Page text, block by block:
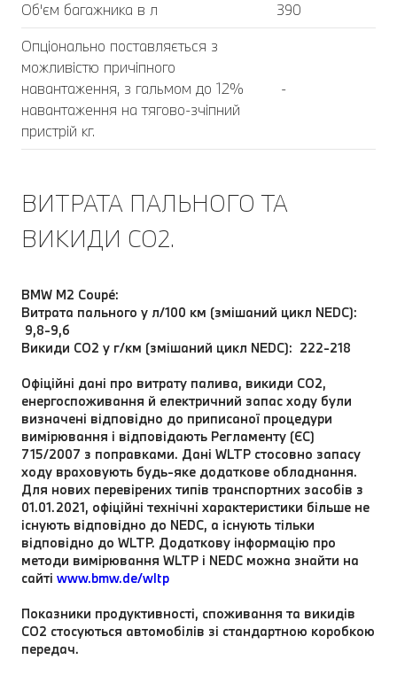
Об'єм багажника в л
390
Опціонально поставляється з
можливістю причіпного
навантаження, з гальмом до 12%
навантаження на тягово-зчіпний
пристрій кг.
-
ВИТРАТА ПАЛЬНОГО ТА
ВИКИДИ CO2.
BMW M2 Coupé:
Витрата пального у л/100 км (змішаний цикл NEDC):
9,8-9,6
Викиди CO2 у г/км (змішаний цикл NEDC): 222-218
Офіційні дані про витрату палива, викиди CO2,
енергоспоживання й електричний запас ходу були
визначені відповідно до приписаної процедури
вимірювання і відповідають Регламенту (ЄС)
715/2007 з поправками. Дані WLTP стосовно запасу
ходу враховують будь-яке додаткове обладнання.
Для нових перевірених типів транспортних засобів з
01.01.2021, офіційні технічні характеристики більше не
існують відповідно до NEDC, а існують тільки
відповідно до WLTP. Додаткову інформацію про
методи вимірювання WLTP і NEDC можна знайти на
сайті www.bmw.de/wltp
Показники продуктивності, споживання та викидів
CO2 стосуються автомобілів зі стандартною коробкою
передач.